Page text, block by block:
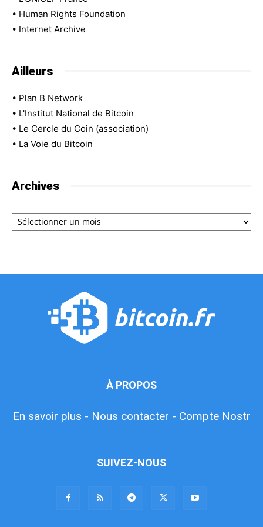
• Human Rights Foundation
• Internet Archive
Ailleurs
• Plan B Network
• L'Institut National de Bitcoin
• Le Cercle du Coin (association)
• La Voie du Bitcoin
Archives
Archives
À PROPOS
En savoir plus - Nous contacter - Compte Nostr
SUIVEZ-NOUS